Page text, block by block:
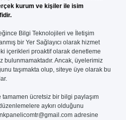
kurum ve kişiler ile isim
Bilgi Teknolojileri ve İletişim
bir Yer Sağlayıcı olarak hizmet
içerikleri proaktif olarak denetleme
bulunmamaktadır. Ancak, üyelerimiz
taşımakta olup, siteye üye olarak bu
tamamen ücretsiz bir bilgi paylaşım
aykırı olduğunu
adresine